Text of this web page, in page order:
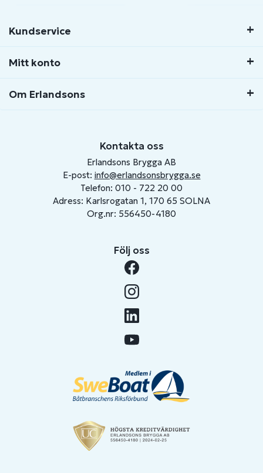
Kundservice
Mitt konto
Om Erlandsons
Kontakta oss
Erlandsons Brygga AB
E-post: info@erlandsonsbrygga.se
Telefon: 010 - 722 20 00
Adress: Karlsrogatan 1, 170 65 SOLNA
Org.nr: 556450-4180
Följ oss